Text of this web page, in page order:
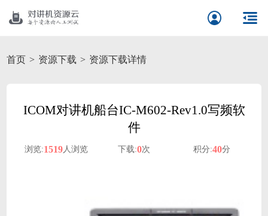
首页 资源下载 资源下载详情
ICOM对讲机船台IC-M602-Rev1.0写频软
件
浏览:1519人浏览 下载:0次 积分:40分